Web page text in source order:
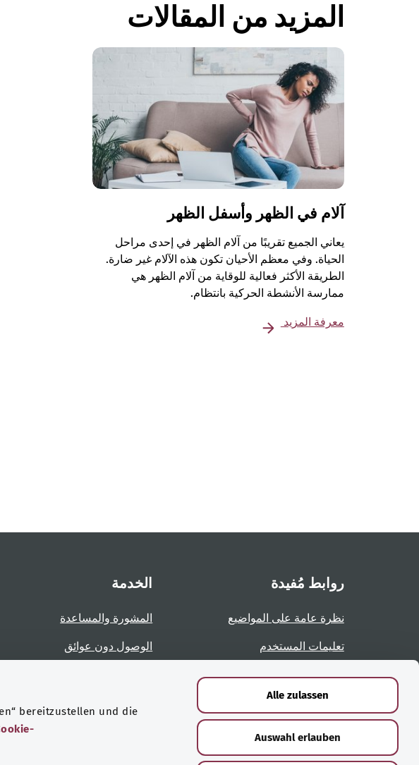
bereitzustellen und die
Alle zulassen
Auswahl erlauben
المزيد من المقالات
آلام في الظهر وأسفل الظهر
يعاني الجميع تقريبًا من آلام الظهر في إحدى مراحل
الحياة. وفي معظم الأحيان تكون هذه الآلام غير ضارة.
الطريقة الأكثر فعالية للوقاية من آلام الظهر هي
ممارسة الأنشطة الحركية بانتظام.
معرفة المزيد
روابط مُفيدة
نظرة عامة على المواضيع
تعليمات المستخدم
نظرة عامة على الصفحات
الخدمة
المشورة والمساعدة
الوصول دون عوائق
الشهادات